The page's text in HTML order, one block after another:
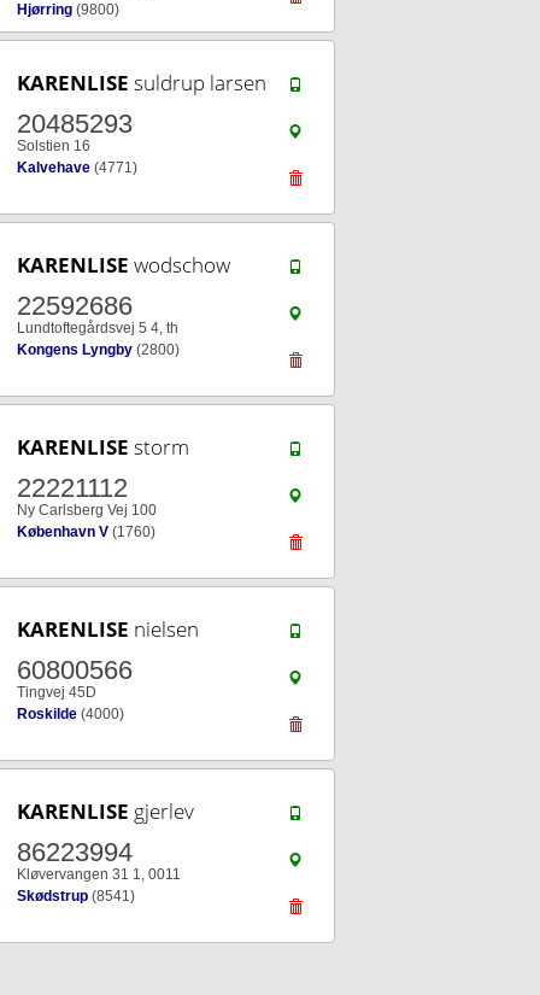
Hjørring (9800)
KARENLISE suldrup larsen
20485293
Solstien 16
Kalvehave (4771)
KARENLISE wodschow
22592686
Lundtoftegårdsvej 5 4, th
Kongens Lyngby (2800)
KARENLISE storm
22221112
Ny Carlsberg Vej 100
København V (1760)
KARENLISE nielsen
60800566
Tingvej 45D
Roskilde (4000)
KARENLISE gjerlev
86223994
Kløvervangen 31 1, 0011
Skødstrup (8541)